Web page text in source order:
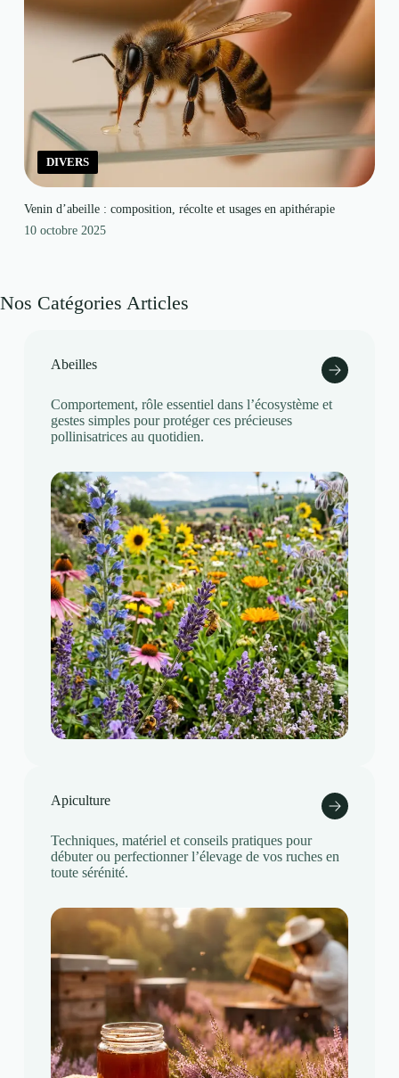
DIVERS
Venin d’abeille : composition, récolte et usages en apithérapie
10 octobre 2025
Nos Catégories Articles
Abeilles
Comportement, rôle essentiel dans l’écosystème et
gestes simples pour protéger ces précieuses
pollinisatrices au quotidien.
Apiculture
Techniques, matériel et conseils pratiques pour
débuter ou perfectionner l’élevage de vos ruches en
toute sérénité.